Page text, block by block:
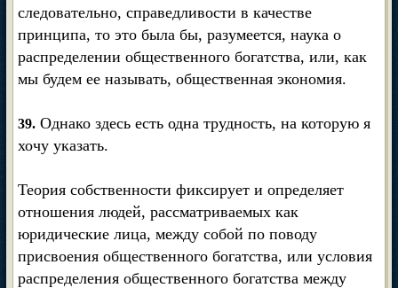
следовательно, справедливости в качестве
принципа, то это была бы, разумеется, наука о
распределении общественного богатства, или, как
мы будем ее называть, общественная экономия.
39. Однако здесь есть одна трудность, на которую я
хочу указать.
Теория собственности фиксирует и определяет
отношения людей, рассматриваемых как
юридические лица, между собой по поводу
присвоения общественного богатства, или условия
распределения общественного богатства между